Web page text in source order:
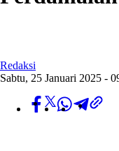
Redaksi
Sabtu, 25 Januari 2025 -